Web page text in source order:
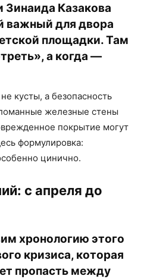
Казакова
важный для двора
площадки. Там
а когда —
кусты, а безопасность
железные стены
покрытие могут
формулировка:
цинично.
с апреля до
хронологию этого
кризиса, которая
пропасть между